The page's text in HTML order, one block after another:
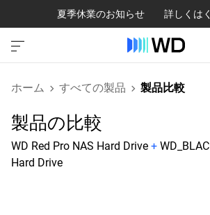
夏季休業のお知らせ 詳しくは
ホーム すべての製品 製品比較
製品の比較
WD Red Pro NAS Hard Drive +
Hard Drive